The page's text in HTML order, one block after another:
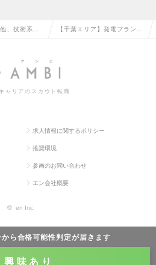
ら合格可能性判定が届きます
興味あり
、技術系
ラント）の
【千葉エリア】発電プラント
の発電事業会社の求人情報
ャリアのスカウト転職
求人情報に関するポリシー
推奨環境
参画のお問い合わせ
エン会社概要
© en Inc.